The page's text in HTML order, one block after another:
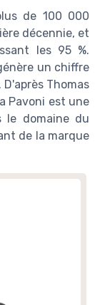
de 100 000
décennie, et
les 95 %.
un chiffre
Thomas
Pavoni est une
le domaine du
de la marque